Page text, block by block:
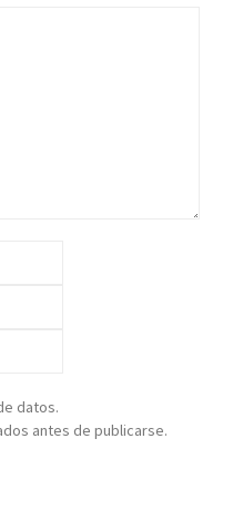
datos.
antes de publicarse.